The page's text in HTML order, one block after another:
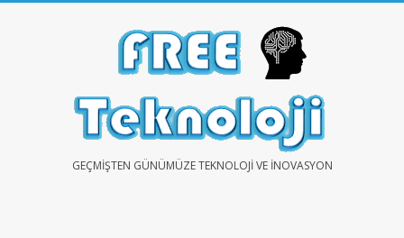
FREEGEÇMIŞTEN GÜNÜMÜZE TEKNOLOJI VE İNOVASYON